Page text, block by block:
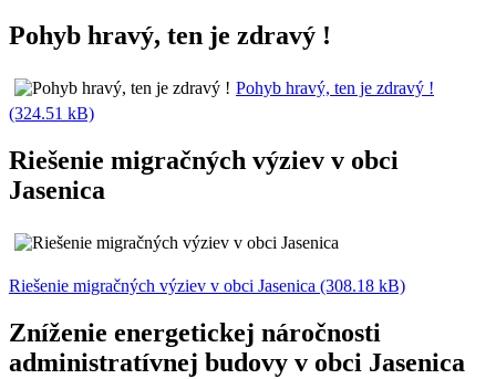
Pohyb hravý, ten je zdravý !
Pohyb hravý, ten je zdravý !
(324.51 kB)
Riešenie migračných výziev v obci
Jasenica
Riešenie migračných výziev v obci Jasenica (308.18 kB)
Zníženie energetickej náročnosti
administratívnej budovy v obci Jasenica